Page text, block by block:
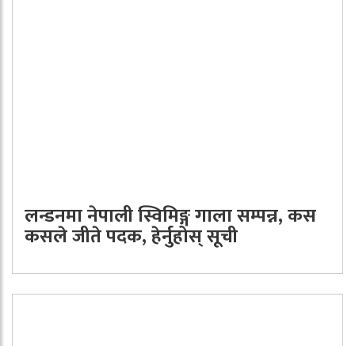
लन्डनमा नेपाली स्विमिङ्ग गाला सम्पन्न, कस
कसले जीते पदक, हेर्नुहोस् सूची